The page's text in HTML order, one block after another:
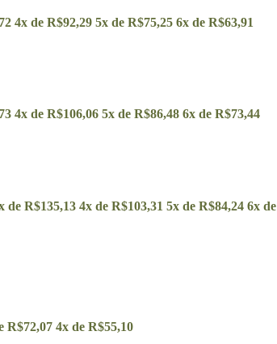
4x de R$92,29 5x de R$75,25 6x de R$63,91
4x de R$106,06 5x de R$86,48 6x de R$73,44
de R$135,13 4x de R$103,31 5x de R$84,24 6x de
R$72,07 4x de R$55,10